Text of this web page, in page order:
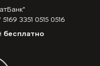
3351 0515 0516
бесплатно